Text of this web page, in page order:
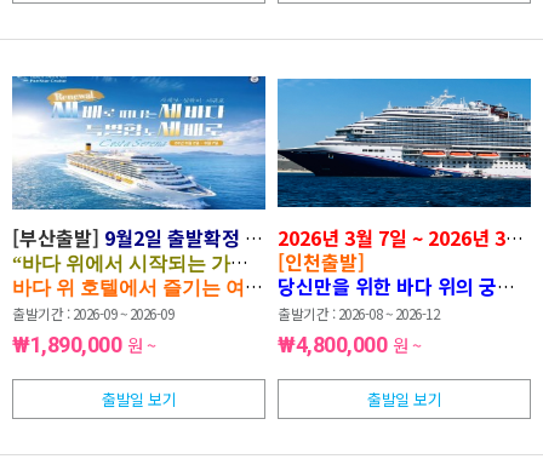
[부산출발] 9월2일 출발확정 한국, 중국, 일본3개국 크루즈'코
“바다 위에서 시작되는 가장 품격 있는 여행
바다 위 호텔에서 즐기는 여유로운 휴식
출발기간 : 2026-09 ~ 2026-09
₩1,890,000 원 ~
출발일 보기
2026년 3월 7일 ~ 2026년 3월
[인천출발]
당신만을 위한 바다 위의 궁극
출발기간 : 2026-08 ~ 2026-12
₩4,800,000 원 ~
출발일 보기